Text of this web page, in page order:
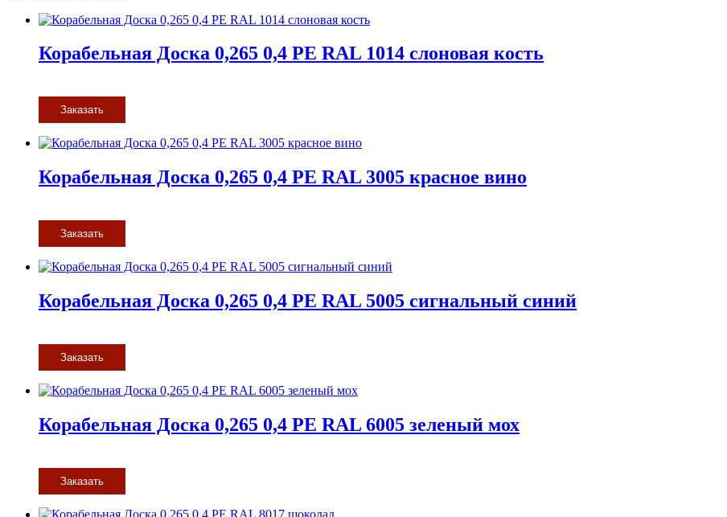
Корабельная Доска 0,265 0,4 PE RAL 1014 слоновая кость
Заказать
Корабельная Доска 0,265 0,4 PE RAL 3005 красное вино
Заказать
Корабельная Доска 0,265 0,4 PE RAL 5005 сигнальный синий
Заказать
Корабельная Доска 0,265 0,4 PE RAL 6005 зеленый мох
Заказать